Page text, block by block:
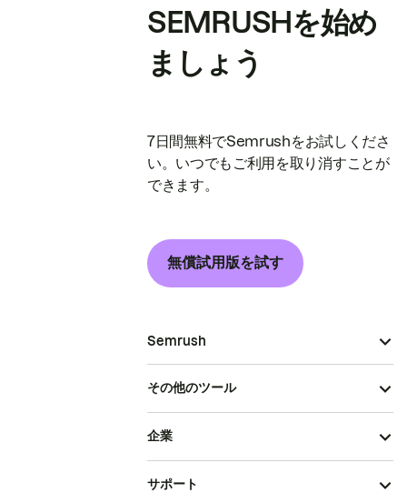
SEMRUSHを始め
ましょう
7日間無料でSemrushをお試しくださ
い。いつでもご利用を取り消すことが
できます。
無償試用版を試す
Semrush
その他のツール
企業
サポート